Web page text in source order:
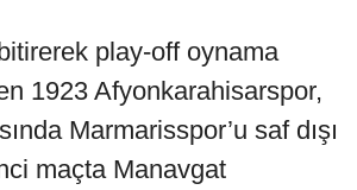
play-off oynama
1923 Afyonkarahisarspor,
Marmarisspor’u saf dışı
maçta Manavgat